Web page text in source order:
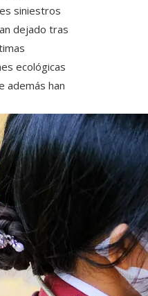
siniestros
dejado tras
ecológicas
además han